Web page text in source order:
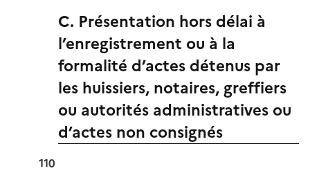
C. Présentation hors délai à
l’enregistrement ou à la
formalité d’actes détenus par
les huissiers, notaires, greffiers
ou autorités administratives ou
d’actes non consignés
110